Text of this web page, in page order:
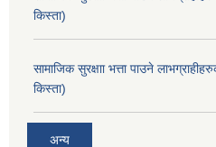
किस्ता)
सामाजिक सुरक्षाा भत्ता पाउने
किस्ता)
अन्य